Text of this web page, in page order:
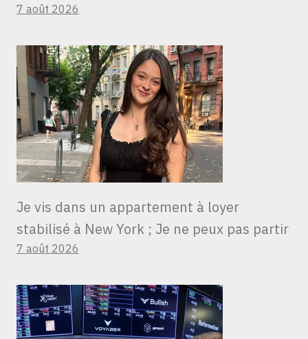
7 août 2026
Je vis dans un appartement à loyer
stabilisé à New York ; Je ne peux pas partir
7 août 2026